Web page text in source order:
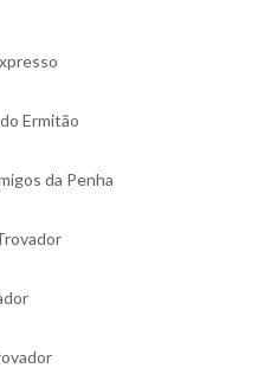
Ermitão
da Penha